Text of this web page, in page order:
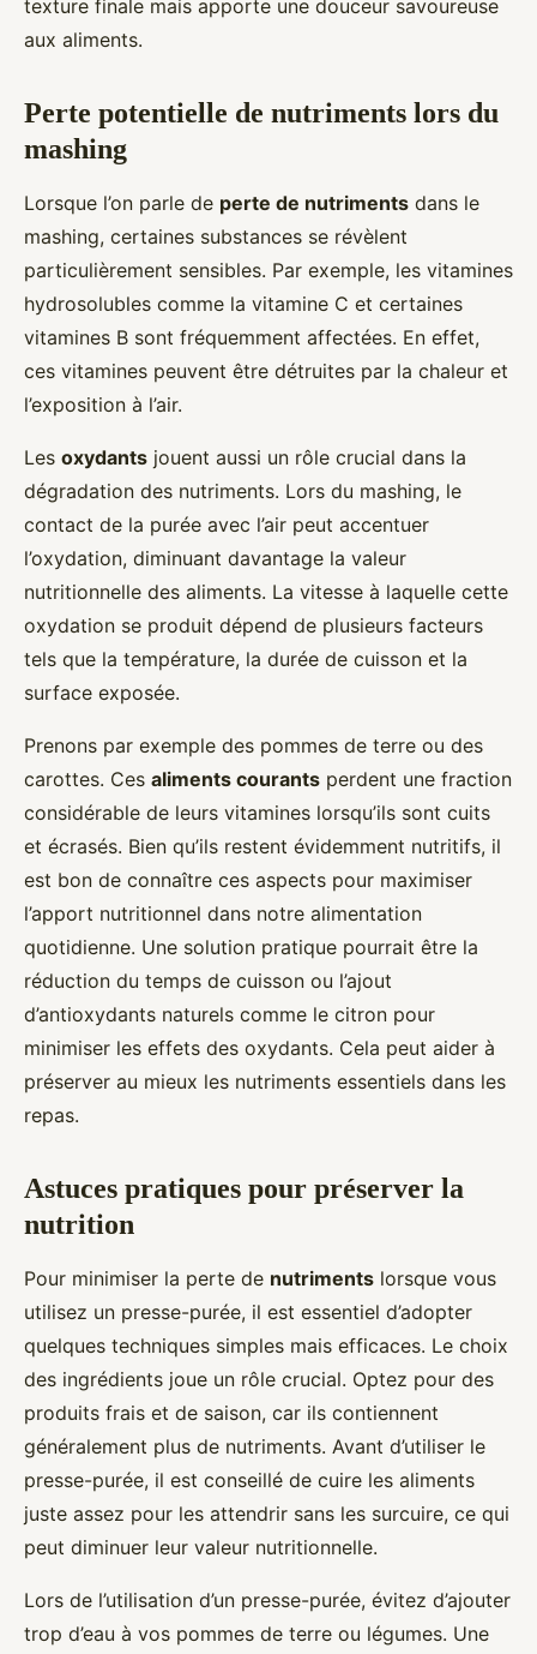
texture finale mais apporte une douceur savoureuse
aux aliments.
Perte potentielle de nutriments lors du
mashing
Lorsque l’on parle de perte de nutriments dans le
mashing, certaines substances se révèlent
particulièrement sensibles. Par exemple, les vitamines
hydrosolubles comme la vitamine C et certaines
vitamines B sont fréquemment affectées. En effet,
ces vitamines peuvent être détruites par la chaleur et
l’exposition à l’air.
Les oxydants jouent aussi un rôle crucial dans la
dégradation des nutriments. Lors du mashing, le
contact de la purée avec l’air peut accentuer
l’oxydation, diminuant davantage la valeur
nutritionnelle des aliments. La vitesse à laquelle cette
oxydation se produit dépend de plusieurs facteurs
tels que la température, la durée de cuisson et la
surface exposée.
Prenons par exemple des pommes de terre ou des
carottes. Ces aliments courants perdent une fraction
considérable de leurs vitamines lorsqu’ils sont cuits
et écrasés. Bien qu’ils restent évidemment nutritifs, il
est bon de connaître ces aspects pour maximiser
l’apport nutritionnel dans notre alimentation
quotidienne. Une solution pratique pourrait être la
réduction du temps de cuisson ou l’ajout
d’antioxydants naturels comme le citron pour
minimiser les effets des oxydants. Cela peut aider à
préserver au mieux les nutriments essentiels dans les
repas.
Astuces pratiques pour préserver la
nutrition
Pour minimiser la perte de nutriments lorsque vous
utilisez un presse-purée, il est essentiel d’adopter
quelques techniques simples mais efficaces. Le choix
des ingrédients joue un rôle crucial. Optez pour des
produits frais et de saison, car ils contiennent
généralement plus de nutriments. Avant d’utiliser le
presse-purée, il est conseillé de cuire les aliments
juste assez pour les attendrir sans les surcuire, ce qui
peut diminuer leur valeur nutritionnelle.
Lors de l’utilisation d’un presse-purée, évitez d’ajouter
trop d’eau à vos pommes de terre ou légumes. Une